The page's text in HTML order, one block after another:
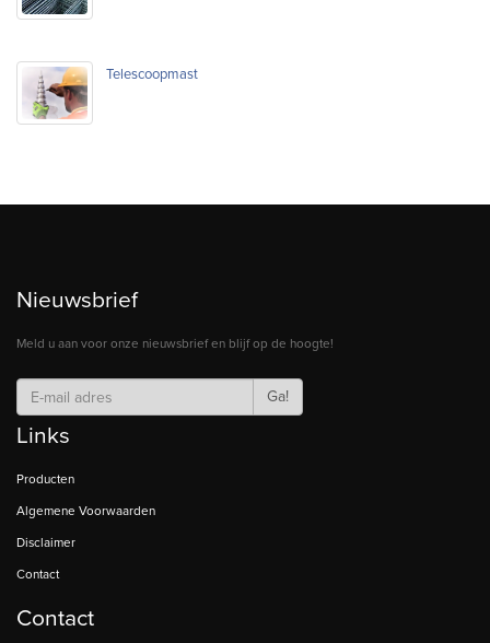
Telescoopmast
Nieuwsbrief
Meld u aan voor onze nieuwsbrief en blijf op de hoogte!
Ga!
Links
Producten
Algemene Voorwaarden
Disclaimer
Contact
Contact